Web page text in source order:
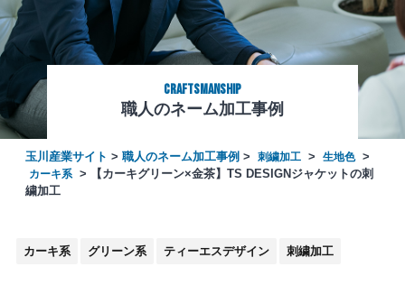
職人のネーム加工事例
CRAFTSMANSHIP
玉川産業サイト > 職人のネーム加工事例 > 刺繍加工 > 生地色 >
カーキ系 >
【カーキグリーン×金茶】TS DESIGNジャケットの刺
繍加工
カーキ系 グリーン系 ティーエスデザイン 刺繍加工